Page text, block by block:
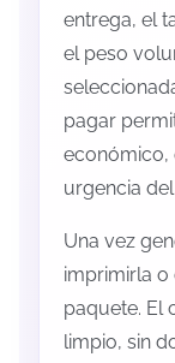
entrega, el
el peso
pagar
económico,
urgencia
Una vez
imprimirla o
paquete. El
limpio, sin